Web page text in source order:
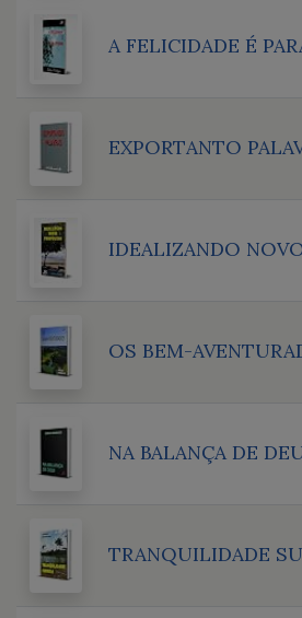
A FELICIDADE É
EXPORTANTO
IDEALIZANDO
OS BEM-
NA BALANÇA DE
TRANQUILIDADE